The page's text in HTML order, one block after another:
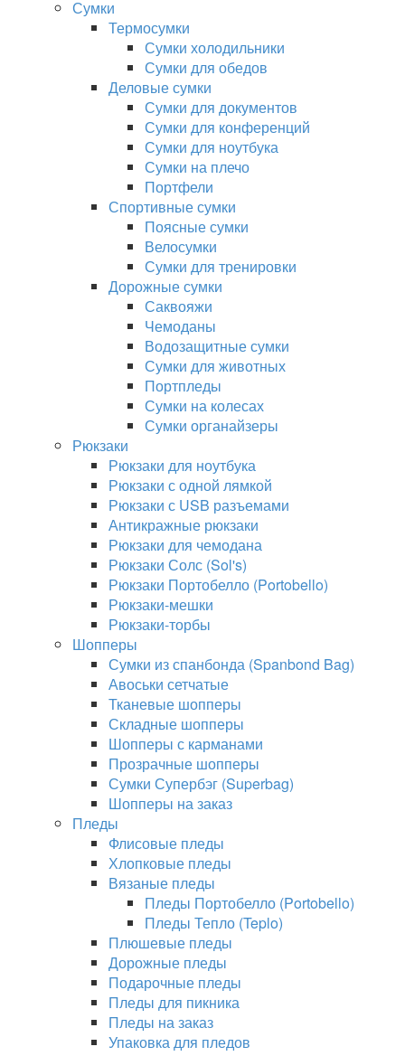
Сумки
Термосумки
Сумки холодильники
Сумки для обедов
Деловые сумки
Сумки для документов
Сумки для конференций
Сумки для ноутбука
Сумки на плечо
Портфели
Спортивные сумки
Поясные сумки
Велосумки
Сумки для тренировки
Дорожные сумки
Саквояжи
Чемоданы
Водозащитные сумки
Сумки для животных
Портпледы
Сумки на колесах
Сумки органайзеры
Рюкзаки
Рюкзаки для ноутбука
Рюкзаки с одной лямкой
Рюкзаки с USB разъемами
Антикражные рюкзаки
Рюкзаки для чемодана
Рюкзаки Солс (Sol's)
Рюкзаки Портобелло (Portobello)
Рюкзаки-мешки
Рюкзаки-торбы
Шопперы
Сумки из спанбонда (Spanbond Bag)
Авоськи сетчатые
Тканевые шопперы
Складные шопперы
Шопперы с карманами
Прозрачные шопперы
Сумки Супербэг (Superbag)
Шопперы на заказ
Пледы
Флисовые пледы
Хлопковые пледы
Вязаные пледы
Пледы Портобелло (Portobello)
Пледы Тепло (Teplo)
Плюшевые пледы
Дорожные пледы
Подарочные пледы
Пледы для пикника
Пледы на заказ
Упаковка для пледов